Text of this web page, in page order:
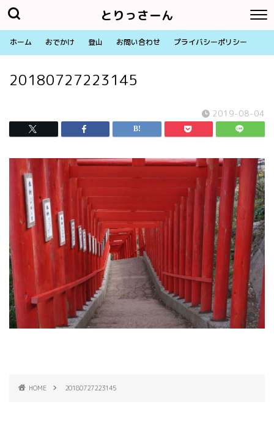
とりっさーん
ホーム おでかけ 登山 お問い合わせ プライバシーポリシー
20180727223145
2019-08-04
HOME 20180727223145